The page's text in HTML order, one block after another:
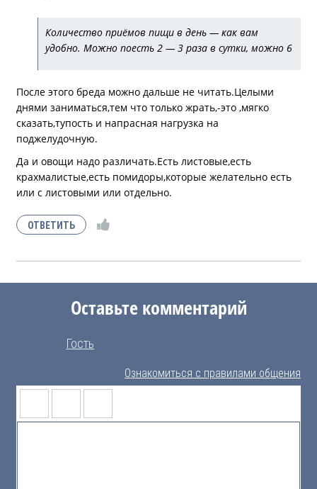
Количество приёмов пищи в день — как вам
удобно. Можно поесть 2 — 3 раза в сутки, можно 6
После этого бреда можно дальше не читать.Целыми
днями заниматься,тем что только жрать,-это ,мягко
сказать,тупость и напрасная нагрузка на
поджелудочную.
Да и овощи надо различать.Есть листовые,есть
крахмалистые,есть помидоры,которые желательно есть
или с листовыми или отдельно.
Оставьте комментарий
Гость
Ознакомиться с правилами общения